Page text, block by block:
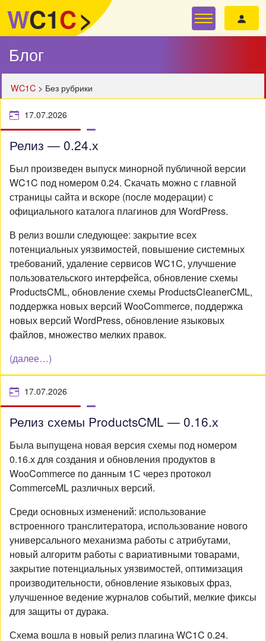
WC1C>
Блог
WC1C > Без рубрики
17.07.2026
Релиз — 0.24.х
Был произведен выпуск минорной публичной версии
WC1C под номером 0.24. Скачать можно с главной
страницы сайта и вскоре (после модерации) с
официального каталога плагинов для WordPress.
В релиз вошли следующее: закрытие всех
потенциальных уязвимостей, повышение системных
требований, удаление сервисов WC1C, улучшение
пользовательского интерфейса, обновление схемы
ProductsCML, обновление схемы ProductsCleanerCML,
поддержка новых версий WooCommerce, поддержка
новых версий WordPress, обновление языковых
файлов, множество мелких правок.
(далее…)
17.07.2026
Релиз схемы ProductsCML — 0.16.х
Была выпущена новая версия схемы под номером
0.16.х для создания и обновления продуктов в
WooCommerce по данным 1С через протокол
CommerceML различных версий.
Среди основных изменений: использование
встроенного транслитератора, использование нового
универсального механизма работы с атрибутами,
новый алгоритм работы с вариативными товарами,
закрытие потенциальных уязвимостей, оптимизация
производительности, обновление языковых фраз,
улучшенное ведение журналов событий, мелкие фиксы
для защиты от дурака.
Схема вошла в новый релиз плагина WC1C 0.24.